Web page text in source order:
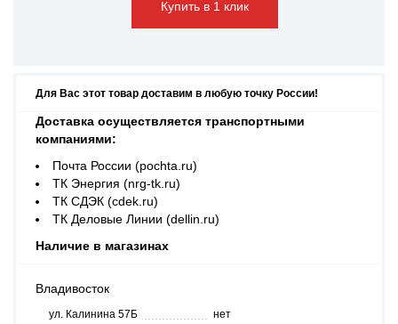
Купить в 1 клик
Для Вас этот товар доставим в любую точку России!
Доставка осуществляется транспортными
компаниями:
Почта России (pochta.ru)
ТК Энергия (nrg-tk.ru)
ТК СДЭК (cdek.ru)
ТК Деловые Линии (dellin.ru)
Наличие в магазинах
Владивосток
ул. Калинина 57Б
нет